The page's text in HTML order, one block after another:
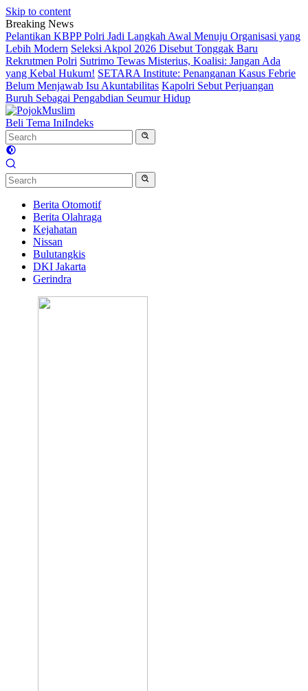
Skip to content
Breaking News
Pelantikan KBPP Polri Jadi Langkah Awal Menuju Organisasi yang
Lebih Modern Seleksi Akpol 2026 Disebut Tonggak Baru
Rekrutmen Polri Sutrimo Tewas Misterius, Koalisi: Jangan Ada
yang Kebal Hukum! SETARA Institute: Penanganan Kasus Febrie
Belum Menjawab Isu Akuntabilitas Kapolri Sebut Perjuangan
Buruh Sebagai Pengabdian Seumur Hidup
Beli Tema IniIndeks
Berita Otomotif
Berita Olahraga
Kejahatan
Nissan
Bulutangkis
DKI Jakarta
Gerindra